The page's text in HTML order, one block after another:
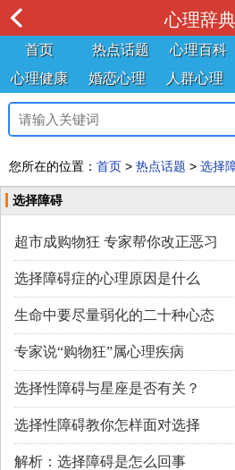
心理辞典
首页 热点话题 心理百科
心理健康
婚恋心理 人群心理
您所在的位置： 首页 > 热点话题 > 选择
选择障碍
超市成购物狂 专家帮你改正恶习
选择障碍症的心理原因是什么
生命中要尽量弱化的二十种心态
专家说“购物狂”属心理疾病
选择性障碍与星座是否有关？
选择性障碍教你怎样面对选择
解析：选择障碍是怎么回事